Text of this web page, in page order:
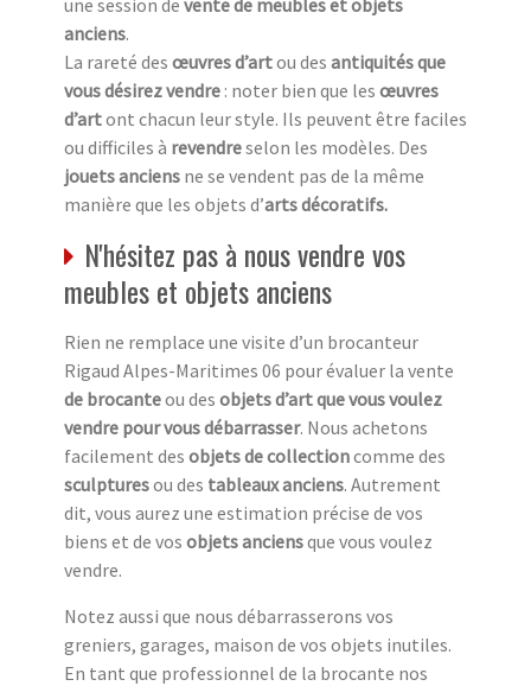
anciens.
La rareté des œuvres d’artou des antiquités que
vous désirez vendre : noter bien que les œuvres
d’artont chacun leur style. Ils peuvent être faciles
ou difficiles à revendreselon les modèles. Des
jouets anciens ne se vendent pas de la même
manière que les objets d’arts décoratifs.
N'hésitez pas à nous vendre vos
meubles et objets anciens
Rien ne remplace une visite d’un brocanteur
Rigaud Alpes-Maritimes 06 pour évaluer la vente
de brocanteou des objets d’art que vous voulez
vendre pour vous débarrasser. Nous achetons
facilement des objets de collectioncomme des
sculpturesou des tableaux anciens. Autrement
dit, vous aurez une estimation précise de vos
biens et de vos objets anciensque vous voulez
vendre.
Notez aussi que nous débarrasserons vos
greniers, garages, maison de vos objets inutiles.
En tant que professionnel de la brocante nos